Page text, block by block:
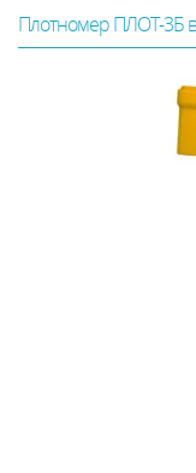
Плотномер ПЛОТ-3Б